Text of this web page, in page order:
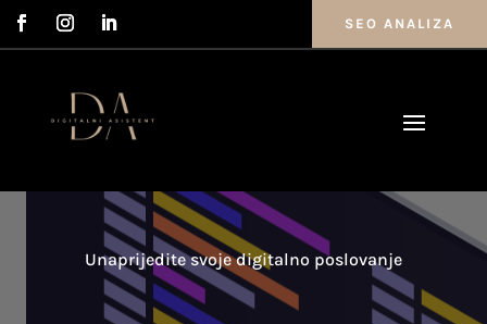
SEO ANALIZA
Unaprijedite svoje digitalno poslovanje